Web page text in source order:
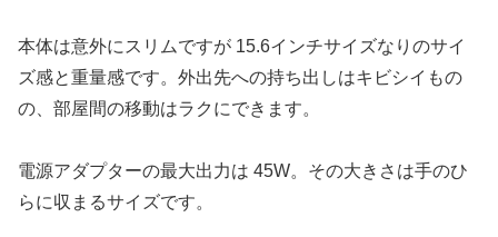
本体は意外にスリムですが 15.6インチサイズなりのサイ
ズ感と重量感です。外出先への持ち出しはキビシイもの
の、部屋間の移動はラクにできます。
電源アダプターの最大出力は 45W。その大きさは手のひ
らに収まるサイズです。